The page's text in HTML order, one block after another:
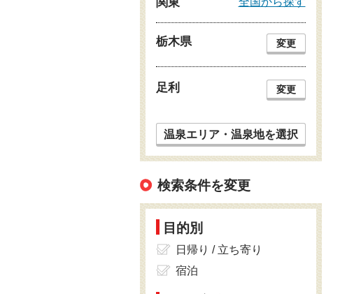
栃木県 変更
足利 変更
温泉エリア・温泉地を選択
検索条件を変更
目的別
日帰り / 立ち寄り
宿泊